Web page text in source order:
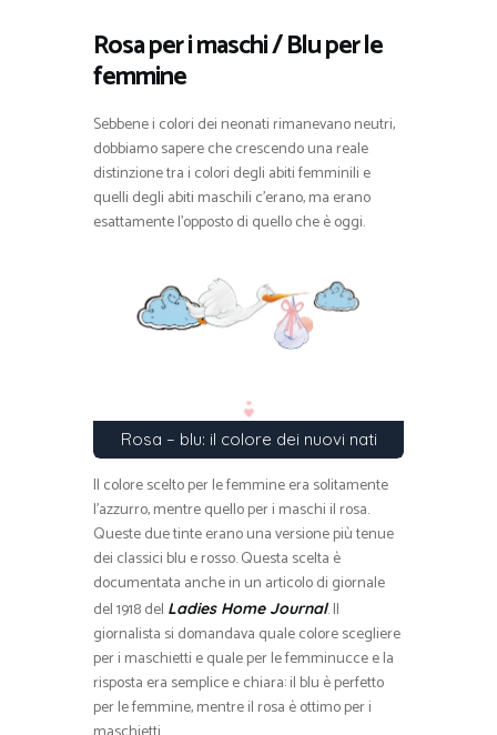
Rosa per i maschi / Blu per le
femmine
Sebbene i colori dei neonati rimanevano neutri,
dobbiamo sapere che crescendo una reale
distinzione tra i colori degli abiti femminili e
quelli degli abiti maschili c’erano, ma erano
esattamente l’opposto di quello che è oggi.
Rosa – blu: il colore dei nuovi nati
Il colore scelto per le femmine era solitamente
l’azzurro, mentre quello per i maschi il rosa.
Queste due tinte erano una versione più tenue
dei classici blu e rosso. Questa scelta è
documentata anche in un articolo di giornale
del 1918 del Ladies Home Journal. Il
giornalista si domandava quale colore scegliere
per i maschietti e quale per le femminucce e la
risposta era semplice e chiara: il blu è perfetto
per le femmine, mentre il rosa è ottimo per i